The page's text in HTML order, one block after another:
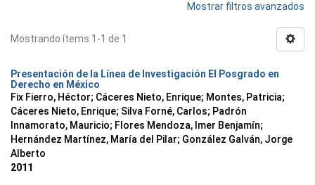
Mostrar filtros avanzados
Mostrando ítems 1-1 de 1
Presentación de la Línea de Investigación El Posgrado en
Derecho en México
Fix Fierro, Héctor; Cáceres Nieto, Enrique; Montes, Patricia;
Cáceres Nieto, Enrique; Silva Forné, Carlos; Padrón
Innamorato, Mauricio; Flores Mendoza, Imer Benjamín;
Hernández Martínez, María del Pilar; González Galván, Jorge
Alberto
2011